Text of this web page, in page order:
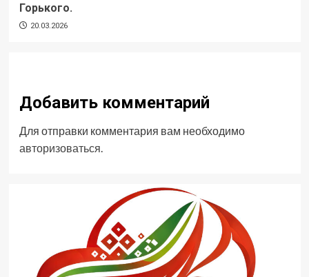
Горького.
20.03.2026
Добавить комментарий
Для отправки комментария вам необходимо
авторизоваться